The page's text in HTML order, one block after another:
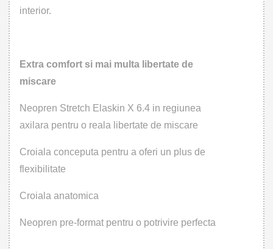
interior.
Extra comfort si mai multa libertate de
miscare
Neopren Stretch Elaskin X 6.4 in regiunea
axilara pentru o reala libertate de miscare
Croiala conceputa pentru a oferi un plus de
flexibilitate
Croiala anatomica
Neopren pre-format pentru o potrivire perfecta